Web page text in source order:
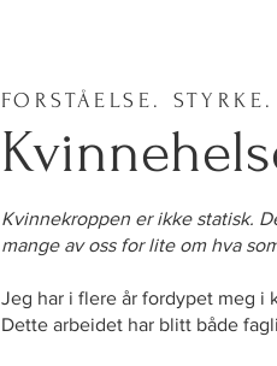
FORSTÅELSE.
Kvinnekroppen er ikke statisk.
mange av oss for lite om hva
Jeg har i flere år fordypet meg i
Dette arbeidet har blitt både